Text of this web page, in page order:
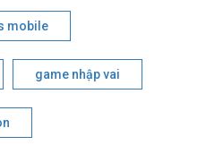
mobile
game nhập vai